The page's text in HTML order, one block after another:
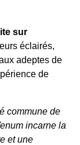
sur
éclairés,
adeptes de
de
commune de
incarne la
et une